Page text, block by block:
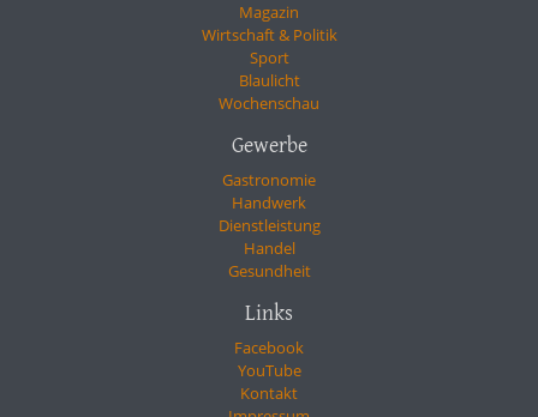
Magazin
Wirtschaft & Politik
Sport
Blaulicht
Wochenschau
Gewerbe
Gastronomie
Handwerk
Dienstleistung
Handel
Gesundheit
Links
Facebook
YouTube
Kontakt